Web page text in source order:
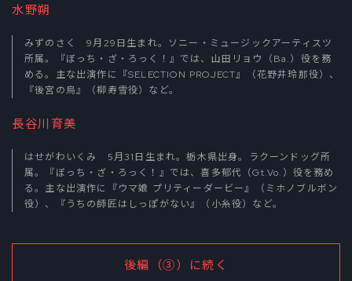
水野朔
みずのさく 9月29日生まれ。ソニー・ミュージックアーティスツ
所属。『ぼっち・ざ・ろっく！』では、山田リョウ（Ba.）役を務
める。主な出演作に『SELECTION PROJECT』（花野井玲那役）、
『後宮の烏』（柳寿雪役）など。
長谷川育美
はせがわいくみ 5月31日生まれ。栃木県出身。ラクーンドッグ所
属。『ぼっち・ざ・ろっく！』では、喜多郁代（Gt.Vo.）役を務め
る。主な出演作に『ウマ娘 プリティーダービー』（ミホノブルボン
役）、『うちの師匠はしっぽがない』（小糸役）など。
後編（③）に続く